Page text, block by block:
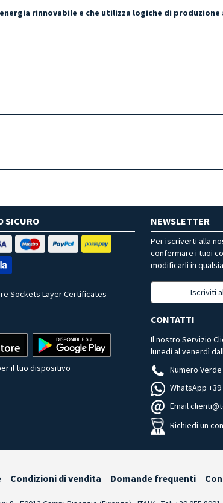
rinnovabile e che utilizza logiche di produzione
SICURO
Sockets Layer Certificates
NEWSLETTER
Per iscriverti alla
confermare i tuoi
modificarli in
Iscriviti
il tuo dispositivo
CONTATTI
Il nostro Servizio
lunedì al venerdì
Numero
WhatsApp +39
Email
Richiedi un
Condizioni di vendita Domande frequenti